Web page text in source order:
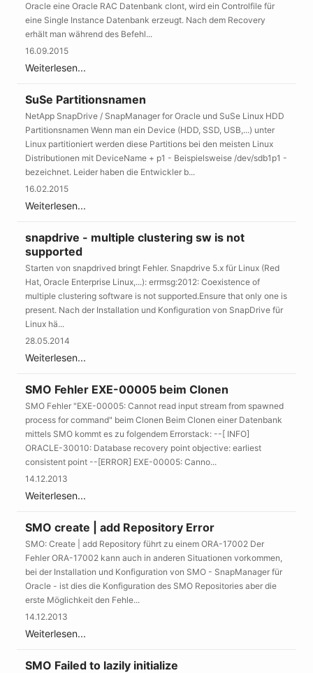
Oracle eine Oracle RAC Datenbank clont, wird ein Controlfile für
eine Single Instance Datenbank erzeugt. Nach dem Recovery
erhält man während des Befehl...
16.09.2015
Weiterlesen...
SuSe Partitionsnamen
NetApp SnapDrive / SnapManager for Oracle und SuSe Linux HDD
Partitionsnamen Wenn man ein Device (HDD, SSD, USB,...) unter
Linux partitioniert werden diese Partitions bei den meisten Linux
Distributionen mit DeviceName + p1 - Beispielsweise /dev/sdb1p1 -
bezeichnet. Leider haben die Entwickler b...
16.02.2015
Weiterlesen...
snapdrive - multiple clustering sw is not
supported
Starten von snapdrived bringt Fehler. Snapdrive 5.x für Linux (Red
Hat, Oracle Enterprise Linux,...): errmsg:2012: Coexistence of
multiple clustering software is not supported.Ensure that only one is
present. Nach der Installation und Konfiguration von SnapDrive für
Linux hä...
28.05.2014
Weiterlesen...
SMO Fehler EXE-00005 beim Clonen
SMO Fehler "EXE-00005: Cannot read input stream from spawned
process for command" beim Clonen Beim Clonen einer Datenbank
mittels SMO kommt es zu folgendem Errorstack: --[ INFO]
ORACLE-30010: Database recovery point objective: earliest
consistent point --[ERROR] EXE-00005: Canno...
14.12.2013
Weiterlesen...
SMO create | add Repository Error
SMO: Create | add Repository führt zu einem ORA-17002 Der
Fehler ORA-17002 kann auch in anderen Situationen vorkommen,
bei der Installation und Konfiguration von SMO - SnapManager für
Oracle - ist dies die Konfiguration des SMO Repositories aber die
erste Möglichkeit den Fehle...
14.12.2013
Weiterlesen...
SMO Failed to lazily initialize